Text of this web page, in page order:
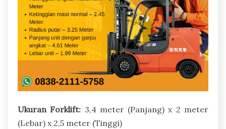
Ukuran Forklift: 3,4 meter (Panjang) x 2 meter
(Lebar) x 2,5 meter (Tinggi)